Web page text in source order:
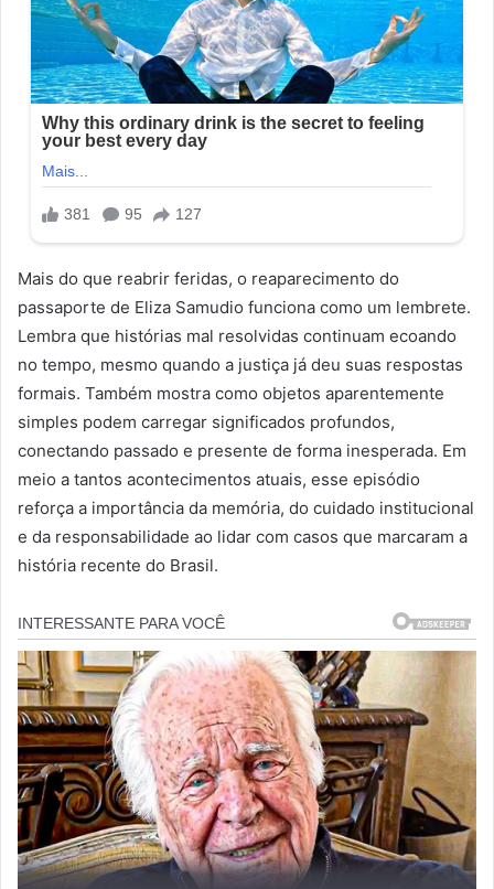
Mais do que reabrir feridas, o reaparecimento do
passaporte de Eliza Samudio funciona como um lembrete.
Lembra que histórias mal resolvidas continuam ecoando
no tempo, mesmo quando a justiça já deu suas respostas
formais. Também mostra como objetos aparentemente
simples podem carregar significados profundos,
conectando passado e presente de forma inesperada. Em
meio a tantos acontecimentos atuais, esse episódio
reforça a importância da memória, do cuidado institucional
e da responsabilidade ao lidar com casos que marcaram a
história recente do Brasil.